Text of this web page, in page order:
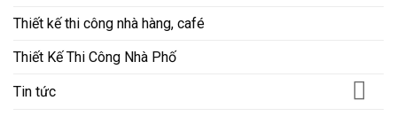
Thiết kế thi công nhà hàng, café
Thiết Kế Thi Công Nhà Phố
Tin tức